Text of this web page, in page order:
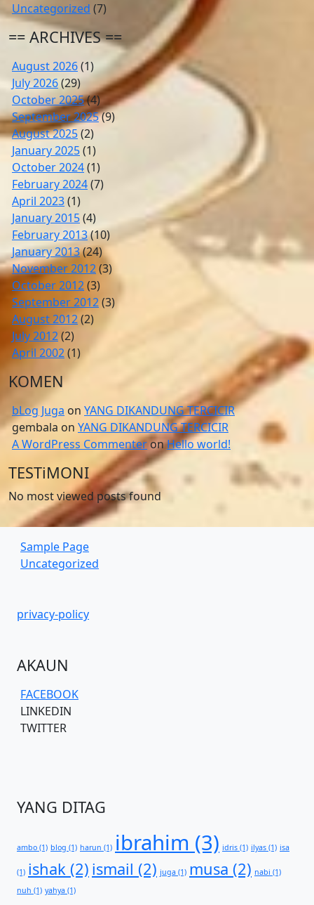
Uncategorized (7)
== ARCHIVES ==
August 2026(1)
July 2026(29)
October 2025(4)
September 2025(9)
August 2025(2)
January 2025(1)
October 2024(1)
February 2024(7)
April 2023(1)
January 2015(4)
February 2013(10)
January 2013(24)
November 2012(3)
October 2012(3)
September 2012(3)
August 2012(2)
July 2012(2)
April 2002(1)
KOMEN
bLog Juga on YANG DIKANDUNG TERCICIR
gembala on YANG DIKANDUNG TERCICIR
A WordPress CommenteronHello world!
TESTiMONI
No most viewed posts found
Sample Page
Uncategorized
privacy-policy
AKAUN
FACEBOOK
LINKEDIN
TWITTER
YANG DITAG
ambo (1) blog (1) harun (1) ibrahim (3) idris (1) ilyas (1) isa
(1) ishak (2) ismail (2) juga (1) musa (2) nabi (1)
nuh (1) yahya (1)